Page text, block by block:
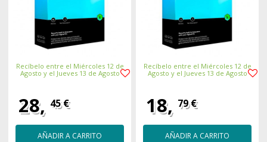
Recíbelo entre el Miércoles 12 de
Agosto y el Jueves 13 de Agosto
28, 45 €
AÑADIR A CARRITO
Recíbelo entre el Miércoles 12 de
Agosto y el Jueves 13 de Agosto
18, 79 €
AÑADIR A CARRITO